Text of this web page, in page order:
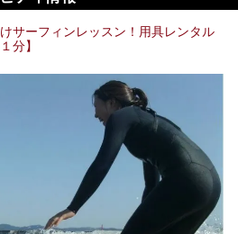
プリンス 箱根芦ノ湖のPR記事です。
できます。
泉としての「絶景日帰り温泉 龍宮殿本館
本館）」と、旅館としての「箱根 芦ノ湖畔
（以下、龍宮殿）」の両方の魅力をたっぷ
！
、九頭龍神社、白龍神社、箱根元宮と箱根の
まれたパワースポットです。
社西武・プリンスホテルズワールドワイド
芦ノ湖畔蛸川温泉 龍宮殿のPR記事です。
サーフィンレッスン！用具レンタル
分】